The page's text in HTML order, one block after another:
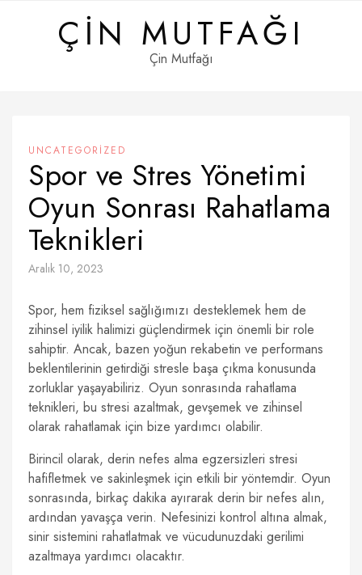
ÇIN MUTFAĞI
Çin Mutfağı
UNCATEGORIZED
Spor ve Stres Yönetimi
Oyun Sonrası Rahatlama
Teknikleri
Aralık 10, 2023
Spor, hem fiziksel sağlığımızı desteklemek hem de
zihinsel iyilik halimizi güçlendirmek için önemli bir role
sahiptir. Ancak, bazen yoğun rekabetin ve performans
beklentilerinin getirdiği stresle başa çıkma konusunda
zorluklar yaşayabiliriz. Oyun sonrasında rahatlama
teknikleri, bu stresi azaltmak, gevşemek ve zihinsel
olarak rahatlamak için bize yardımcı olabilir.
Birincil olarak, derin nefes alma egzersizleri stresi
hafifletmek ve sakinleşmek için etkili bir yöntemdir. Oyun
sonrasında, birkaç dakika ayırarak derin bir nefes alın,
ardından yavaşça verin. Nefesinizi kontrol altına almak,
sinir sistemini rahatlatmak ve vücudunuzdaki gerilimi
azaltmaya yardımcı olacaktır.